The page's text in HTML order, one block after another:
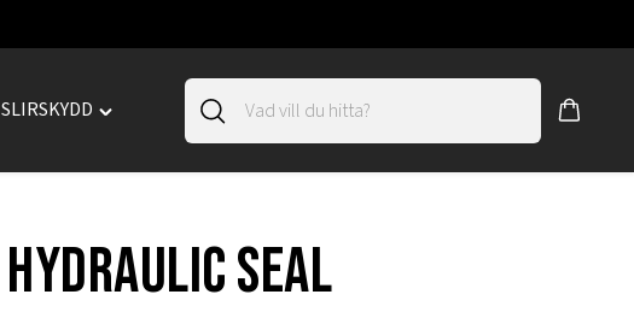
SLIRSKYDD
Toggle
Hydraulic seal